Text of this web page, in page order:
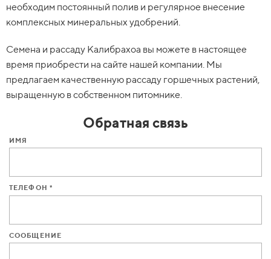
необходим постоянный полив и регулярное внесение
комплексных минеральных удобрений.
Семена и рассаду Калибрахоа вы можете в настоящее
время приобрести на сайте нашей компании. Мы
предлагаем качественную рассаду горшечных растений,
выращенную в собственном питомнике.
Обратная связь
ИМЯ
ТЕЛЕФОН *
СООБЩЕНИЕ